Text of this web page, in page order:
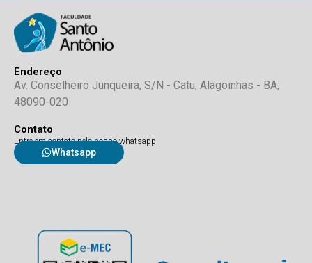
Endereço
Av. Conselheiro Junqueira, S/N - Catu, Alagoinhas - BA,
48090-020
Contato
Entre em contato pelo nosso whatsapp
Whatsapp